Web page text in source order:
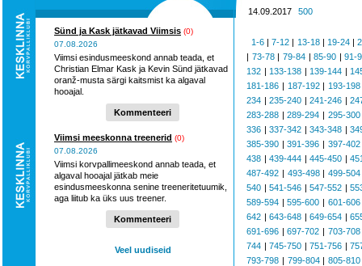
Sünd ja Kask jätkavad Viimsis (0)
07.08.2026
Viimsi esindusmeeskond annab teada, et
Christian Elmar Kask ja Kevin Sünd jätkavad
oranž-musta särgi kaitsmist ka algaval
hooajal.
Kommenteeri
Viimsi meeskonna treenerid (0)
07.08.2026
Viimsi korvpallimeeskond annab teada, et
algaval hooajal jätkab meie
esindusmeeskonna senine treeneritetuumik,
aga liitub ka üks uus treener.
Kommenteeri
Veel uudiseid
14.09.2017
500
1-6 |7-12 | 13-18| 19-24|
| 73-78| 79-84|85-90 |91-
132 | 133-138 | 139-144 |
181-186 | 187-192| 193-198
234 |235-240 |241-246 |
283-288 |289-294 | 295-300
336 |337-342 |343-348 |
385-390 |391-396 | 397-402
438 |439-444 |445-450 |
487-492 | 493-498| 499-504
540 |541-546 |547-552 |
589-594 |595-600 | 601-606
642 |643-648 |649-654 |
691-696 |697-702 | 703-708
744 |745-750 |751-756 |
793-798 | 799-804| 805-810